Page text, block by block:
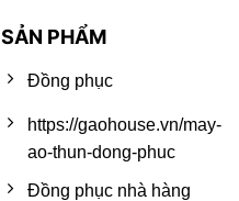
SẢN PHẨM
Đồng phục
https://gaohouse.vn/may-
ao-thun-dong-phuc
Đồng phục nhà hàng